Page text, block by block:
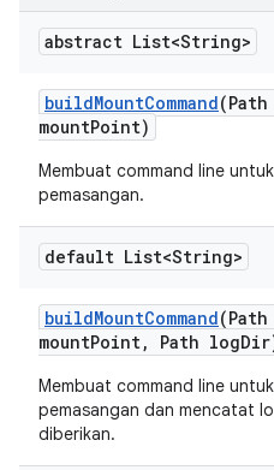
abstract List<String>
buildMountCommand
mountPoint)
Membuat command line
pemasangan.
default List<String>
buildMountCommand
mountPoint, Path log
Membuat command line
pemasangan dan mencatat
diberikan.